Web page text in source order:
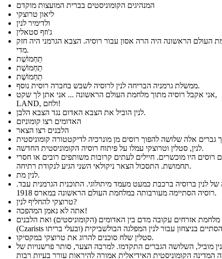
המנהיגים הקומוניסטים בברית המועצות מוקדם
ליאון טרוצקי
ולדימיר לנין
ג'וזף סטאלין
העולם הראשונה היה הרה אסון עבור רוסיה. הצבא הגרמני היה חזק
מדי.
תַחְמוֹשֶׁת
תַחְמוֹשֶׁת
תַחְמוֹשֶׁת
ממשלת גרמניה הבריחה לנין לרוסיה לשבש בחברה רוסית נוסף.
אני אקבל רוסיה מתוך מלחמת העולם הראשונה ... אני אתן לך שקט,
LAND, ולחם!
לנין הוביל את הצבא האדום נגד הצבא הלבן.
האדומים רצו קומוניזם
הלבנים רצו הצאר
לנין, סטלין וטרוצקי עמלו על פיתוח רוסיה הקומוניסטית החדשה.
רוסים היו מוכשרים. חיילים לעתים קרובות משותפים רובים או חסרי
תחמושת. התסכול הצאר ניקולאי השני הגיע לנקודת רתיחה.
לנין מת.
לנין ברוסיה ברכבת כמעט מעמד מיתולוגי. התוכנית הגרמנית עבד.
רוסיה הסתיימה מעורבותה במלחמת העולם הראשונה במארס 1918.
טרוצקי להחליף לנין?
אתה לא נאמן המהפכה!
מלחמת אזרחים עקובה מדם בין האדומים (הקומוניסטים) ואת הלבנים
סטלין שלח סוכנים להרוג את טרוצקי במקסיקו.
מוביל, השלושה הגברים התקדמו. למרבה הצער, סותר פרשנויות של